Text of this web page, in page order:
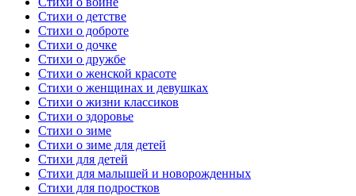
Стихи о детстве
Стихи о доброте
Стихи о дочке
Стихи о дружбе
Стихи о женской красоте
Стихи о женщинах и девушках
Стихи о жизни классиков
Стихи о здоровье
Стихи о зиме
Стихи о зиме для детей
Стихи для детей
Стихи для малышей и новорожденных
Стихи для подростков